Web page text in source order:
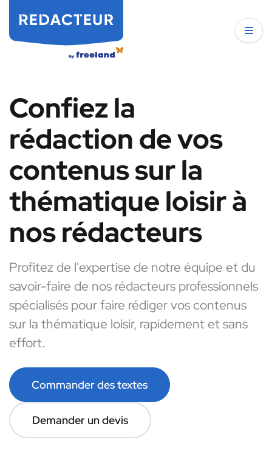
Confiez la
rédaction de vos
contenus sur la
thématique loisir à
nos rédacteurs
Profitez de l'expertise de notre équipe et du
savoir-faire de nos rédacteurs professionnels
spécialisés pour faire rédiger vos contenus
sur la thématique loisir, rapidement et sans
effort.
Commander des textes
Demander un devis